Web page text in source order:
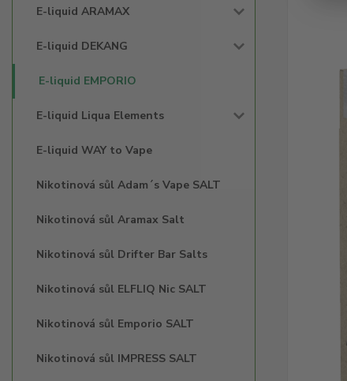
E-liquid ARAMAX
E-liquid DEKANG
E-liquid EMPORIO
E-liquid Liqua Elements
E-liquid WAY to Vape
Nikotinová sůl Adam´s Vape SALT
Nikotinová sůl Aramax Salt
Nikotinová sůl Drifter Bar Salts
Nikotinová sůl ELFLIQ Nic SALT
Nikotinová sůl Emporio SALT
Nikotinová sůl IMPRESS SALT